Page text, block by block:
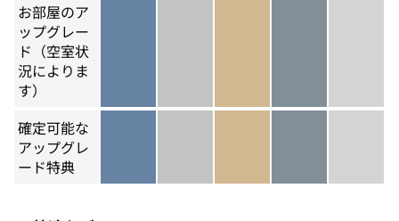
お部屋のア
ップグレー
ド（空室状
況によりま
す）
確定可能な
アップグレ
ード特典